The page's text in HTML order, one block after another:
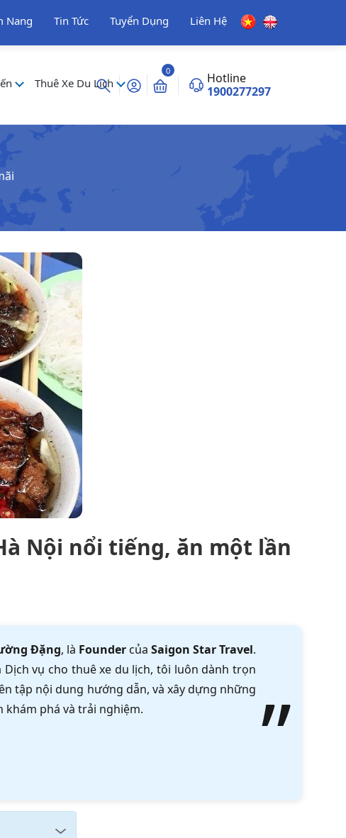
Nang Tin Tức Tuyển Dụng Liên Hệ
Thuê Xe Du Lịch
0
Hotline
1900277297
Nội nổi tiếng, ăn một lần
Đặng, là Foundercủa Saigon Star Travel.
vụ cho thuê xe du lịch, tôi luôn dành trọn
tập nội dung hướng dẫn, và xây dựng những
khám phá và trải nghiệm.